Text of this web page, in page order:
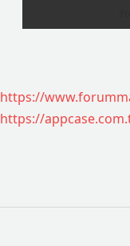
https://
https://